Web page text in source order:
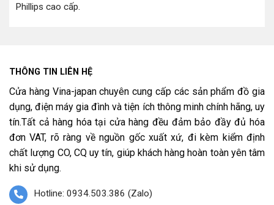
Phillips cao cấp.
THÔNG TIN LIÊN HỆ
Cửa hàng Vina-japan chuyên cung cấp các sản phẩm đồ gia
dụng, điện máy gia đình và tiện ích thông minh chính hãng, uy
tín.Tất cả hàng hóa tại cửa hàng đều đảm bảo đầy đủ hóa
đơn VAT, rõ ràng về nguồn gốc xuất xứ, đi kèm kiểm định
chất lượng CO, CQ uy tín, giúp khách hàng hoàn toàn yên tâm
khi sử dụng.
Hotline: 0934.503.386 (Zalo)